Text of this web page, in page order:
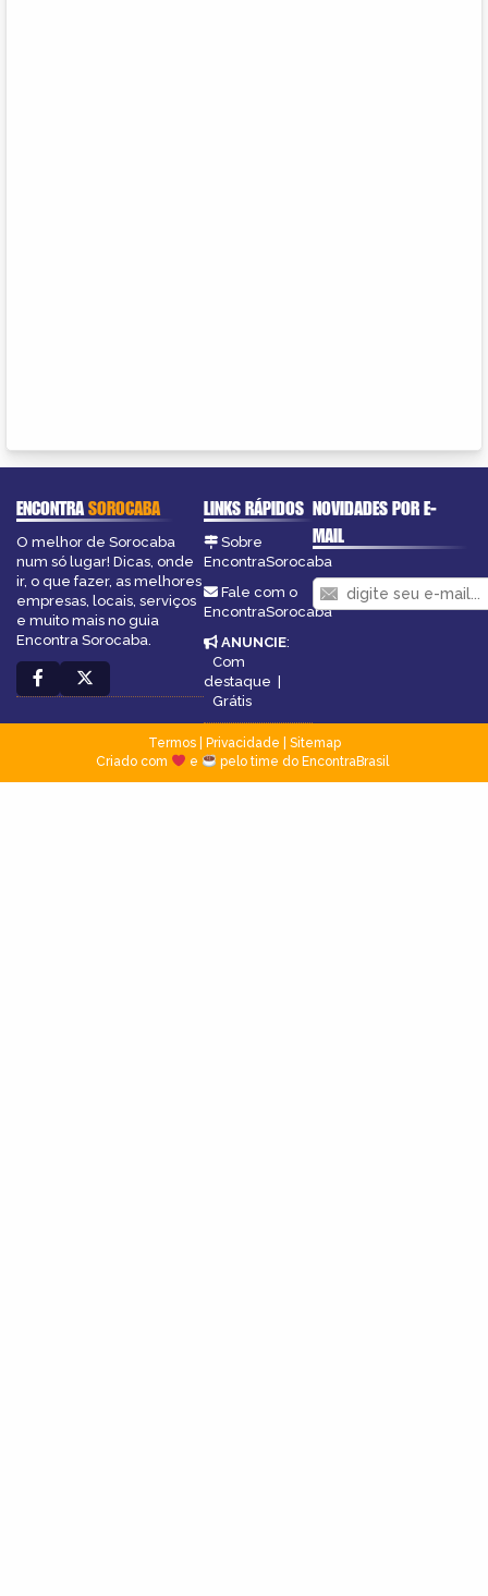
ENCONTRASOROCABA
O melhor de Sorocaba
num só lugar! Dicas, onde
ir, o que fazer, as melhores
empresas, locais, serviços
e muito mais no guia
Encontra Sorocaba.
LINKS RÁPIDOS
Sobre
EncontraSorocaba
Fale com o
EncontraSorocaba
ANUNCIE:
Com
destaque |
Grátis
NOVIDADES POR E-
MAIL
Termos| Privacidade
Sitemap
Criado com
e pelo time do EncontraBrasil